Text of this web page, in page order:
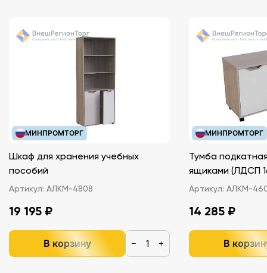
МИНПРОМТОРГ
Шкаф для хранения учебных
пособий
Артикул: АЛКМ-4808
19 195 ₽
В корзину − +
МИНПРОМТОРГ
Тумба
ящиками
Артикул: АЛКМ-
14 285 ₽
В